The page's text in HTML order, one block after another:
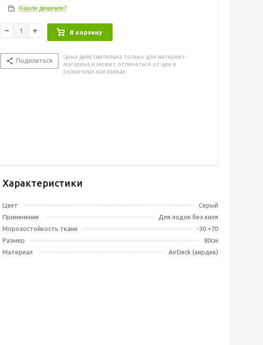
Нашли дешевле?
В корзину
Поделиться
Цена действительна только для интернет-
магазина и может отличаться от цен в
розничных магазинах
Характеристики
Цвет
Серый
Применение
Для лодок без киля
Морозостойкость ткани
-30 +70
Размер
80см
Материал
AirDeck (аирдек)